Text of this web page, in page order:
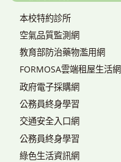
本校特約診所
空氣品質監測網
教育部防治藥物濫用網
FORMOSA雲端租屋生活網
政府電子採購網
公務員終身學習
交通安全入口網
公務員終身學習
綠色生活資訊網